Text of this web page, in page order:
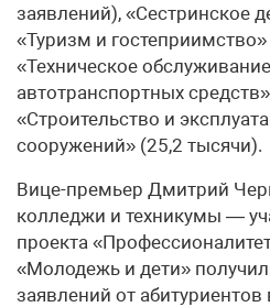
заявлений), «Сестринское
«Туризм и
«Техническое
автотранспортных
«Строительство и
сооружений» (25,2 тысячи).
Вице-премьер Дмитрий
колледжи и техникумы —
проекта
«Молодежь и дети»
заявлений от абитуриентов